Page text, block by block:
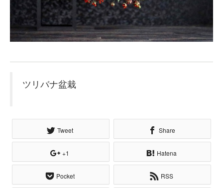
ツリバナ盆栽
Tweet Share
+1 Hatena
Pocket RSS